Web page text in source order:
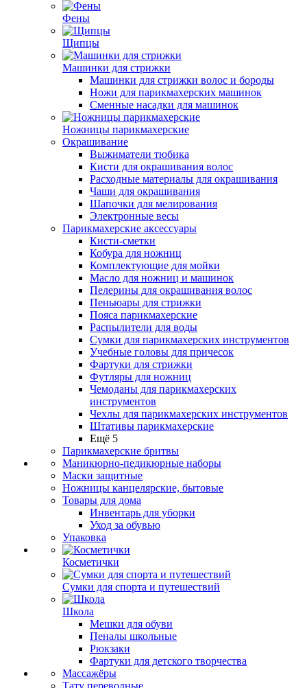
Фены
Щипцы
Машинки для стрижки
Машинки для стрижки волос и бороды
Ножи для парикмахерских машинок
Сменные насадки для машинок
Ножницы парикмахерские
Окрашивание
Выжиматели тюбика
Кисти для окрашивания волос
Расходные материалы для окрашивания
Чаши для окрашивания
Шапочки для мелирования
Электронные весы
Парикмахерские аксессуары
Кисти-сметки
Кобура для ножниц
Комплектующие для мойки
Масло для ножниц и машинок
Пелерины для окрашивания волос
Пеньюары для стрижки
Пояса парикмахерские
Распылители для воды
Сумки для парикмахерских инструментов
Учебные головы для причесок
Фартуки для стрижки
Футляры для ножниц
Чемоданы для парикмахерских
инструментов
Чехлы для парикмахерских инструментов
Штативы парикмахерские
Ещё 5
Парикмахерские бритвы
Маникюрно-педикюрные наборы
Маски защитные
Ножницы канцелярские, бытовые
Товары для дома
Инвентарь для уборки
Уход за обувью
Упаковка
Косметички
Сумки для спорта и путешествий
Школа
Мешки для обуви
Пеналы школьные
Рюкзаки
Фартуки для детского творчества
Массажёры
Тату переводные